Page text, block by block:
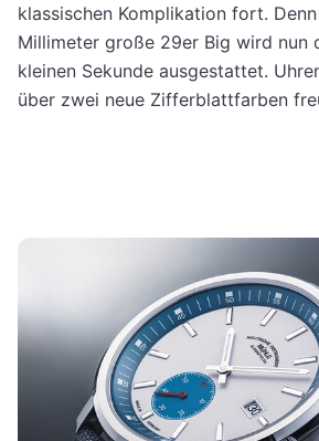
klassischen Komplikation fort.
Millimeter große 29er Big wird nun
kleinen Sekunde ausgestattet.
über zwei neue Zifferblattfarben